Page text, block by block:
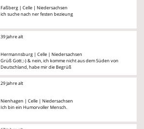
Faßberg | Celle | Niedersachsen
ich suche nach ner festen bezieung
39 Jahre alt
Hermannsburg | Celle | Niedersachsen
Grüß Gott ;-) & nein, ich komme nicht aus dem Süden von
Deutschland, habe mir die Begrüß
29 Jahre alt
Nienhagen | Celle | Niedersachsen
Ich bin ein Humorvoller Mensch.